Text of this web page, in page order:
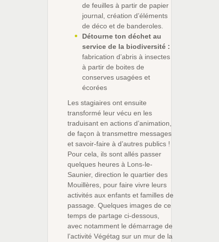
de feuilles à partir de papier
journal, création d’éléments
de déco et de banderoles.
Détourne ton déchet au
service de la biodiversité :
fabrication d’abris à insectes
à partir de boites de
conserves usagées et
écorées
Les stagiaires ont ensuite
transformé leur vécu en les
traduisant en actions d’animation,
de façon à transmettre messages
et savoir-faire à d’autres publics !
Pour cela, ils sont allés passer
quelques heures à Lons-le-
Saunier, direction le quartier des
Mouillères, pour faire vivre leurs
activités aux enfants et familles de
passage. Quelques images de ce
temps de partage ci-dessous,
avec notamment le démarrage de
l’activité Végétag sur un mur de la